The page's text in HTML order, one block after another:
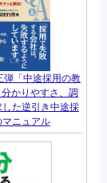
弾「中途採用の教
かりやすさ、調
た逆引き中途採
マニュアル